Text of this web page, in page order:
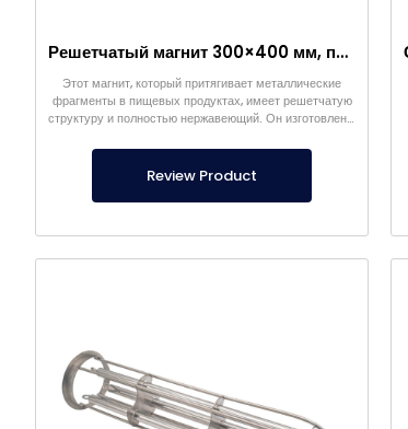
Решетчатый магнит 300×400 мм, притягивающий металлы в пищевых продуктах
Этот магнит, который притягивает металлические
фрагменты в пищевых продуктах, имеет решетчатую
структуру и полностью нержавеющий. Он изготовлен в
Review Product